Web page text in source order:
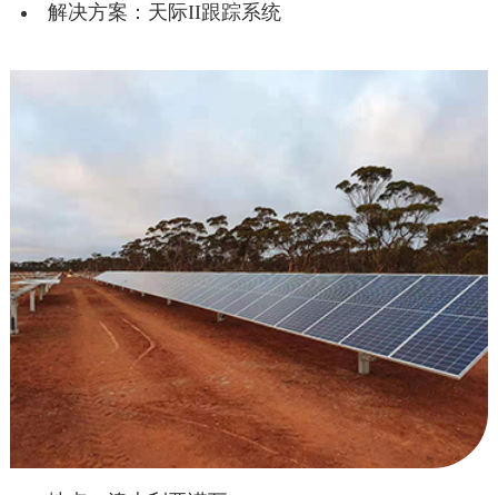
解决方案：天际II跟踪系统